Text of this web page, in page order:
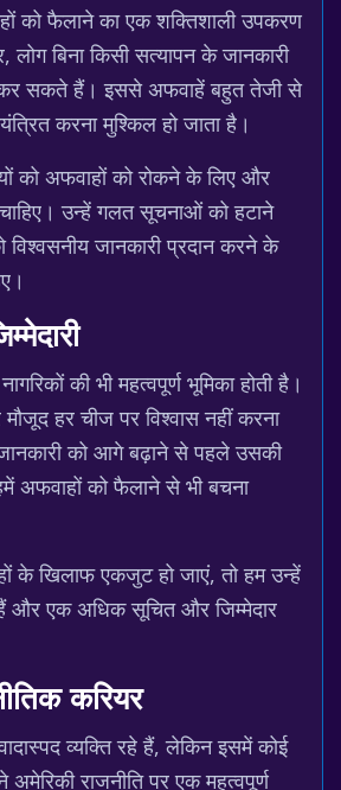
को फैलाने का एक शक्तिशाली उपकरण
लोग बिना किसी सत्यापन के जानकारी
सकते हैं। इससे अफवाहें बहुत तेजी से
करना मुश्किल हो जाता है।
को अफवाहों को रोकने के लिए और
उन्हें गलत सूचनाओं को हटाने
जानकारी प्रदान करने के
की भी महत्वपूर्ण भूमिका होती है।
हर चीज पर विश्वास नहीं करना
को आगे बढ़ाने से पहले उसकी
अफवाहों को फैलाने से भी बचना
के खिलाफ एकजुट हो जाएं, तो हम उन्हें
एक अधिक सूचित और जिम्मेदार
करियर
व्यक्ति रहे हैं, लेकिन इसमें कोई
अमेरिकी राजनीति पर एक महत्वपूर्ण